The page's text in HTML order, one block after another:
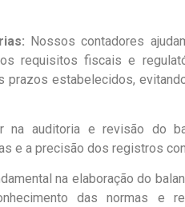
Nossos contadores
requisitos fiscais e
prazos estabelecidos,
na auditoria e revisão do
e a precisão dos registros
na elaboração do
das normas e